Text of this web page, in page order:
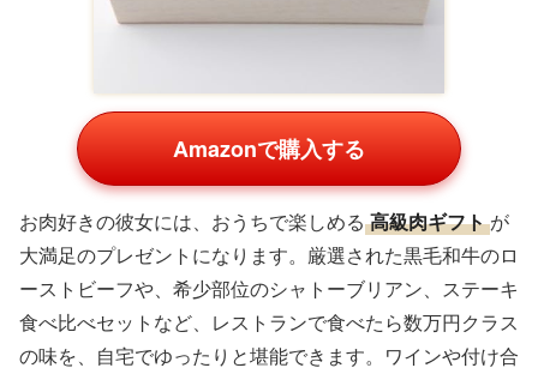
Amazonで購入する
お肉好きの彼女には、おうちで楽しめる 高級肉ギフト が
大満足のプレゼントになります。厳選された黒毛和牛のロ
ーストビーフや、希少部位のシャトーブリアン、ステーキ
食べ比べセットなど、レストランで食べたら数万円クラス
の味を、自宅でゆったりと堪能できます。ワインや付け合